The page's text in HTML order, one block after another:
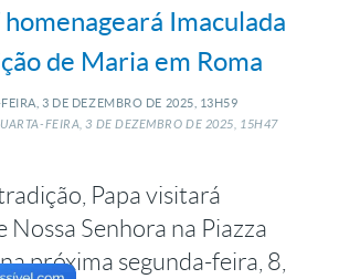
homenageará Imaculada
de Maria em Roma
3 DE DEZEMBRO DE 2025, 13H59
FEIRA, 3 DEDEZEMBRO DE 2025, 15H47
Papa visitará
Nossa Senhora na Piazza
próxima segunda-feira, 8,